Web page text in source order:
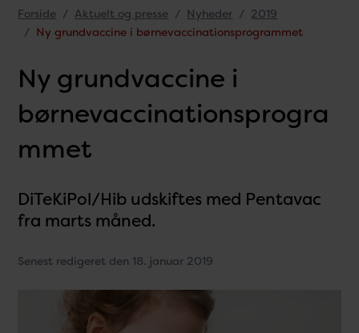
Forside Aktuelt og presse Nyheder
2019
Ny grundvaccine i børnevaccinationsprogrammet
Ny grundvaccine i
børnevaccinationsprogra
mmet
DiTeKiPol/Hib udskiftes med Pentavac
fra marts måned.
Senest redigeret den 18. januar 2019